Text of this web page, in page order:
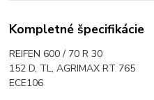
Kompletné špecifikácie
REIFEN 600 / 70 R 30
152 D, TL, AGRIMAX RT 765
ECE106